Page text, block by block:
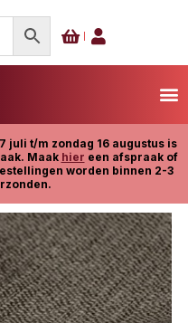
juli t/m zondag 16 augustus is
Maak hier een afspraak of
worden binnen 2-3